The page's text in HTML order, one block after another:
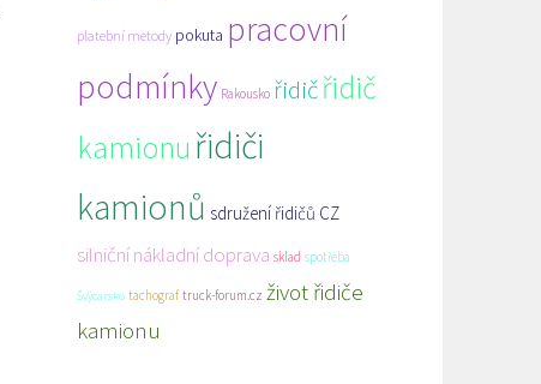
platební metody pokuta pracovní
podmínky Rakousko řidičřidič
kamionu řidiči
kamionů sdružení řidičů CZ
silniční nákladní doprava sklad spotřeba
Švýcarsko tachograf truck-forum.cz život řidiče
kamionu